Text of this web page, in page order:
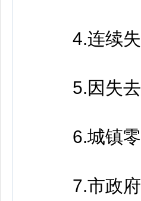
4.连续失
5.因失去
6.城镇零
7.市政府